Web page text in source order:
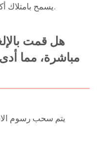
※ يسمح بامتلاك أكثر من حساب مدفوع واحد.
مباشرة، مما